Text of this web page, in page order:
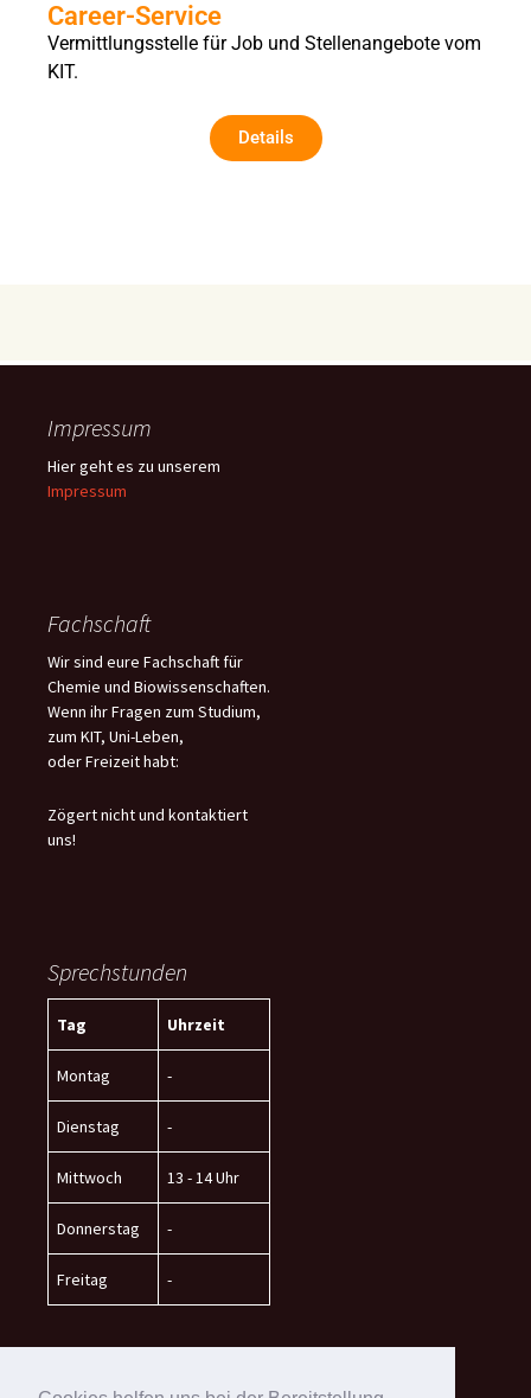
Career-Service
Vermittlungsstelle für Job und Stellenangebote vom
KIT.
Details
Impressum
Hier geht es zu unserem
Impressum
Fachschaft
Wir sind eure Fachschaft für
Chemie und Biowissenschaften.
Wenn ihr Fragen zum Studium,
zum KIT, Uni-Leben,
oder Freizeit habt:
Zögert nicht und kontaktiert
uns!
Sprechstunden
Tag Uhrzeit
Montag -
Dienstag -
Mittwoch 13 - 14 Uhr
Donnerstag -
Freitag -